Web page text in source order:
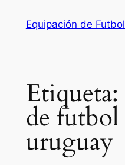
Equipación de
Etiqueta:
de
uruguay